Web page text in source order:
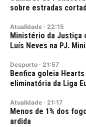
sobre estradas
Atualidade · 22:15
Ministério da Justiça
Luís Neves na PJ.
Desporto · 21:57
Benfica goleia
eliminatória da Liga
Atualidade · 21:17
Menos de 1% dos
ardida